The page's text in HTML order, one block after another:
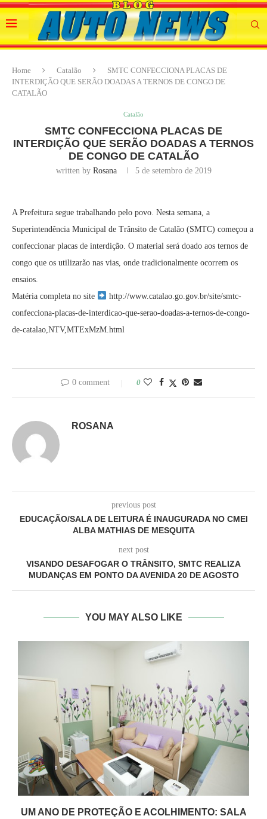
Home Catalão
SMTC CONFECCIONA PLACAS DE
INTERDIÇÃO QUE SERÃO DOADAS A TERNOS DE CONGO DE
CATALÃO
Catalão
SMTC CONFECCIONA PLACAS DE
INTERDIÇÃO QUE SERÃO DOADAS A TERNOS
DE CONGO DE CATALÃO
written by Rosana 5 de setembro de 2019
A Prefeitura segue trabalhando pelo povo. Nesta semana, a
Superintendência Municipal de Trânsito de Catalão (SMTC) começou a
confeccionar placas de interdição. O material será doado aos ternos de
congo que os utilizarão nas vias, onde tradicionalmente ocorrem os
ensaios.
Matéria completa no site
http://www.catalao.go.gov.br/site/smtc-
confecciona-placas-de-interdicao-que-serao-doadas-a-ternos-de-congo-
de-catalao,NTV,MTExMzM.html
0 comment 0
ROSANA
previous post
EDUCAÇÃO/SALA DE LEITURA É INAUGURADA NO CMEI
ALBA MATHIAS DE MESQUITA
next post
VISANDO DESAFOGAR O TRÂNSITO, SMTC REALIZA
MUDANÇAS EM PONTO DA AVENIDA 20 DE AGOSTO
YOU MAY ALSO LIKE
UM ANO DE PROTEÇÃO E ACOLHIMENTO: SALA